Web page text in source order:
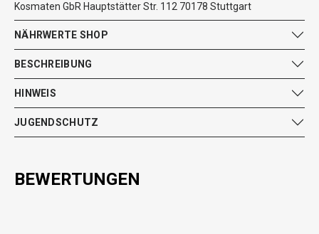
Kosmaten GbR Hauptstätter Str. 112 70178 Stuttgart
NÄHRWERTE SHOP
BESCHREIBUNG
HINWEIS
JUGENDSCHUTZ
BEWERTUNGEN